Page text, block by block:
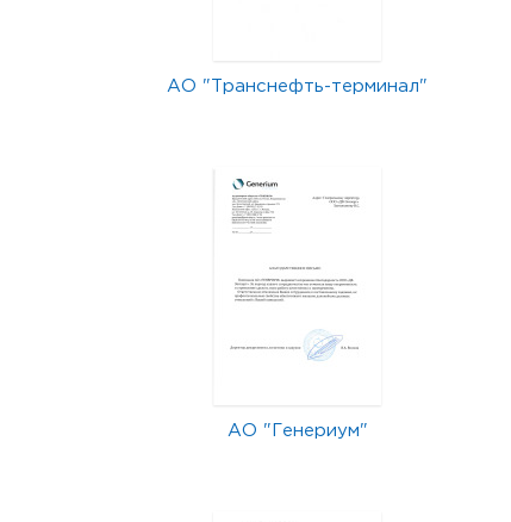
АО "Транснефть-терминал"
АО "Генериум"